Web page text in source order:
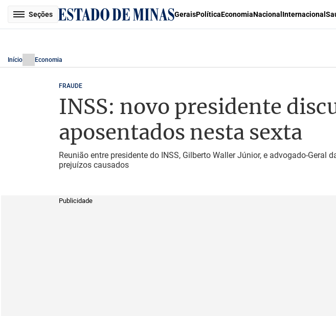
Seções GeraisPolíticaEconomiaNacional Internacional
Início Economia
FRAUDE
INSS: novo presidente
aposentados nesta sexta
Reunião entre presidente do INSS, Gilberto Waller Júnior, e advogado-
prejuízos causados
Publicidade